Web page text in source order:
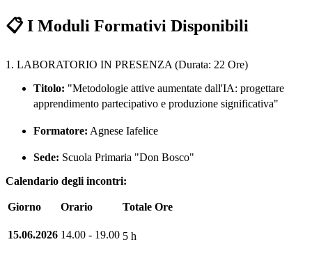
📋 I Moduli Formativi Disponibili
1. LABORATORIO IN PRESENZA (Durata: 22 Ore)
Titolo: "Metodologie attive aumentate dall'IA: progettare
apprendimento partecipativo e produzione significativa"
Formatore: Agnese Iafelice
Sede: Scuola Primaria "Don Bosco"
Calendario degli incontri:
Giorno Orario Totale Ore
15.06.2026 14.00 - 19.00 5 h